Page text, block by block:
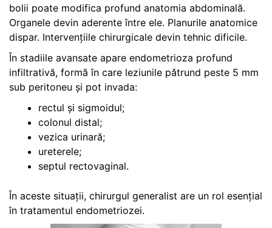
bolii poate modifica profund anatomia abdominală.
Organele devin aderente între ele. Planurile anatomice
dispar. Intervențiile chirurgicale devin tehnic dificile.
În stadiile avansate apare endometrioza profund
infiltrativă, formă în care leziunile pătrund peste 5 mm
sub peritoneu și pot invada:
rectul și sigmoidul;
colonul distal;
vezica urinară;
ureterele;
septul rectovaginal.
În aceste situații, chirurgul generalist are un rol esențial
în tratamentul endometriozei.